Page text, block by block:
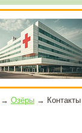
→ Озёры →